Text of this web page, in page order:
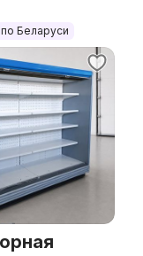
Беларуси